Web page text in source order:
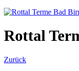
Rottal
Zurück